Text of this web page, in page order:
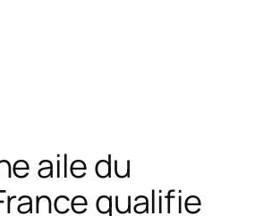
aile du
qualifie